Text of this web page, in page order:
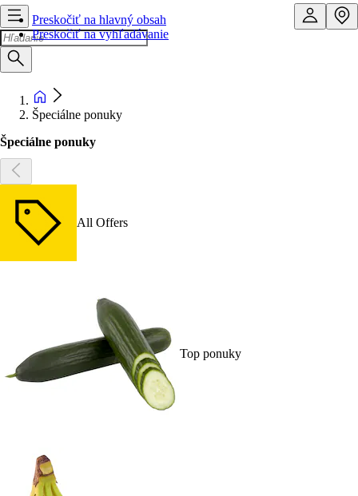
Preskočiť na hlavný obsah
Preskočiť na vyhľadávanie
Špeciálne ponuky
Špeciálne ponuky
All Offers
Top ponuky